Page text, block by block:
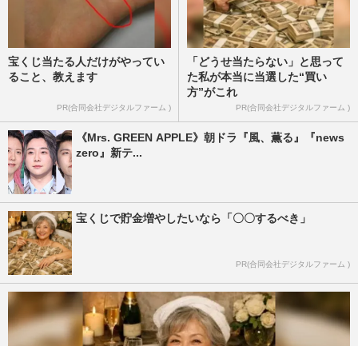
宝くじ当たる人だけがやってい
ること、教えます
PR(合同会社デジタルファーム )
「どうせ当たらない」と思って
た私が本当に当選した“買い
方”がこれ
PR(合同会社デジタルファーム )
《Mrs. GREEN APPLE》朝ドラ『風、薫る』『news
zero』新テ...
宝くじで貯金増やしたいなら「〇〇するべき」
PR(合同会社デジタルファーム )